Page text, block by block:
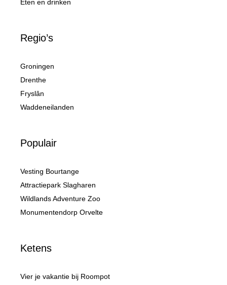
Eten en drinken
Regio’s
Groningen
Drenthe
Fryslân
Waddeneilanden
Populair
Vesting Bourtange
Attractiepark Slagharen
Wildlands Adventure Zoo
Monumentendorp Orvelte
Ketens
Vier je vakantie bij Roompot